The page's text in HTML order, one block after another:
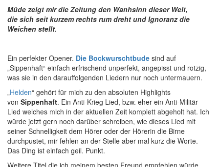
Müde zeigt mir die Zeitung den Wanhsinn dieser Welt,
die sich seit kurzem rechts rum dreht und Ignoranz die
Weichen stellt.
Ein perfekter Opener. Die Bockwurschtbude sind auf
„Sippenhaft“ einfach erfrischend unperfekt, angepisst und rotzig,
was sie in den darauffolgenden Liedern nur noch untermauern.
„Helden“ gehört für mich zu den absoluten Highlights
von Sippenhaft. Ein Anti-Krieg Lied, bzw. eher ein Anti-Militär
Lied welches mich in der aktuellen Zeit komplett abgeholt hat. Ich
würde jetzt gern noch darüber schreiben, wie dieses Lied mit
seiner Schnelligkeit dem Hörer oder der Hörerin die Birne
durchpustet, mir fehlen an der Stelle aber mal kurz die Worte.
Das Ding ist einfach geil. Punkt.
Weitere Titel die ich meinem besten Freund empfehlen würde